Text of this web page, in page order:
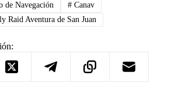
de Navegación #Canav
Raid Aventura de San Juan